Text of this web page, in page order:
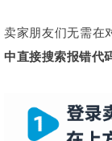
卖家朋友们无需在
中直接搜索报错代